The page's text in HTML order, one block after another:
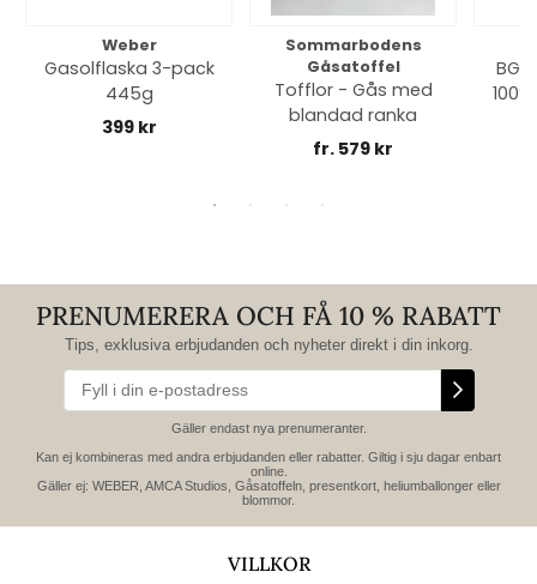
Weber
Gasolflaska 3-pack
445g
399 kr
Sommarbodens
Gåsatoffel
Tofflor - Gås med
blandad ranka
fr. 579 kr
PRENUMERERA OCH FÅ 10 % RABATT
Tips, exklusiva erbjudanden och nyheter direkt i din inkorg.
Gäller endast nya prenumeranter.
Kan ej kombineras med andra erbjudanden eller rabatter. Giltig i sju dagar enbart
online.
Gäller ej: WEBER, AMCA Studios, Gåsatoffeln, presentkort, heliumballonger eller
blommor.
VILLKOR